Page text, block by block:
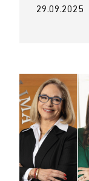
29.09.2025